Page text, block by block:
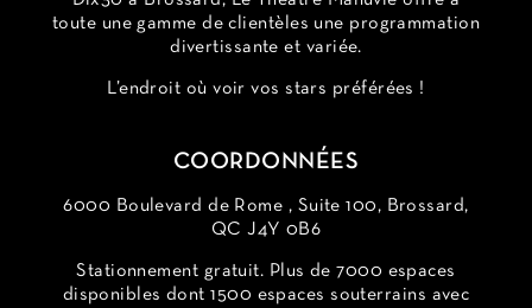
toute une gamme de clientèles une programmation
divertissante et variée.
L’endroit où voir vos stars préférées !
COORDONNÉES
6000 Boulevard de Rome , Suite 100, Brossard,
QC J4Y 0B6
Stationnement gratuit. Plus de 7000 espaces
disponibles dont 1500 espaces souterrains avec